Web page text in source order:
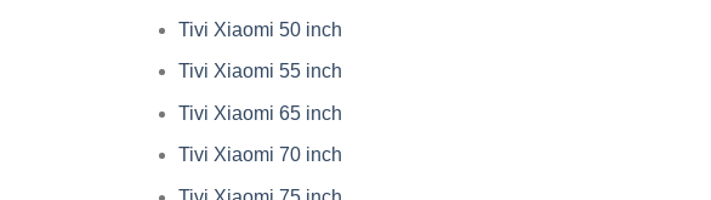
Tivi Xiaomi 50 inch
Tivi Xiaomi 55 inch
Tivi Xiaomi 65 inch
Tivi Xiaomi 70 inch